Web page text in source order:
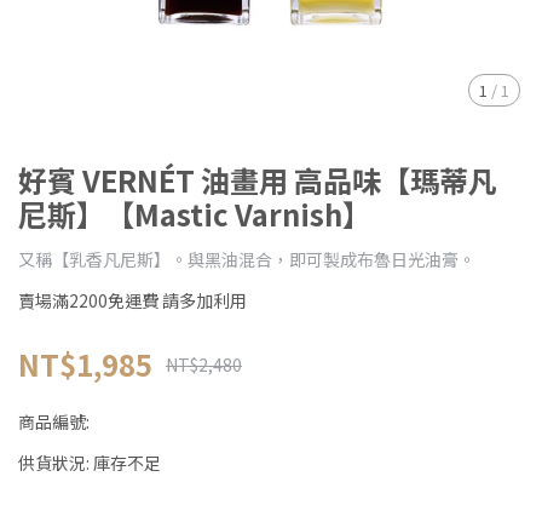
1 / 1
好賓 VERNÉT 油畫用 高品味【瑪蒂凡
尼斯】【Mastic Varnish】
又稱【乳香凡尼斯】。與黑油混合，即可製成布魯日光油膏。
賣場滿2200免運費 請多加利用
NT$1,985 NT$2,480
商品編號:
供貨狀況: 庫存不足